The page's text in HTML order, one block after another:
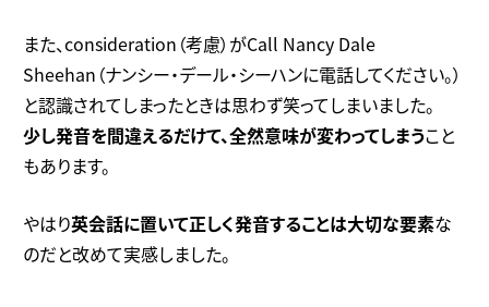
また、consideration（考慮）がCall Nancy Dale
Sheehan（ナンシー・デール・シーハンに電話してください。）
と認識されてしまったときは思わず笑ってしまいました。
少し発音を間違えるだけて、全然意味が変わってしまうこと
もあります。
やはり英会話に置いて正しく発音することは大切な要素な
のだと改めて実感しました。